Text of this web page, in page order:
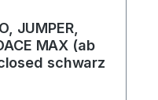
JUMPER,
MAX (ab
schwarz